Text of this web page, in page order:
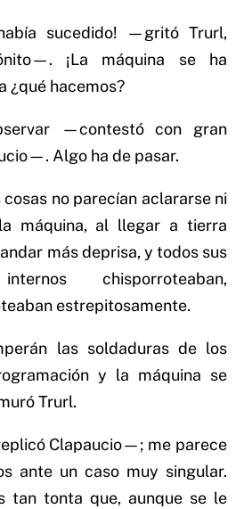
sucedido! —gritó Trurl,
¡La máquina se ha
¿qué hacemos?
—contestó con gran
Algo ha de pasar.
no parecían aclararse ni
máquina, al llegar a tierra
más deprisa, y todos sus
chisporroteaban,
estrepitosamente.
las soldaduras de los
y la máquina se
Trurl.
Clapaucio—; me parece
ante un caso muy singular.
tan tonta que, aunque se le